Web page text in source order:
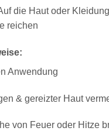
die Haut oder
reichen
Anwendung
& gereizter Haut
von Feuer oder Hitze